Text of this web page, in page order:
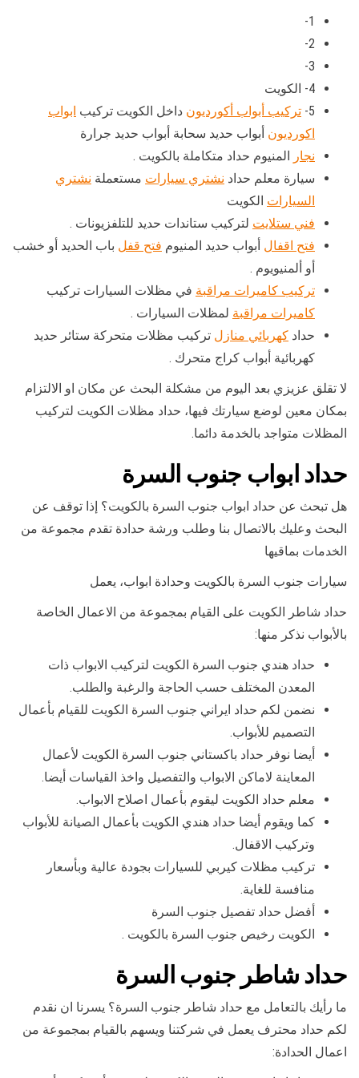
1-
2-
3-
4- الكويت
5- تركيب أبواب أكورديون داخل الكويت تركيب ابواب
اكورديون أبواب حديد سحابة أبواب حديد جرارة
نجار المنيوم حداد متكاملة بالكويت .
سيارة معلم حداد نشتري سيارات مستعملة نشتري
السيارات الكويت
فني ستلايت لتركيب ستاندات حديد للتلفزيونات .
فتح اقفال أبواب حديد المنيوم فتح قفل باب الحديد أو خشب
أو ألمنيويوم .
تركيب كاميرات مراقبة في مظلات السيارات تركيب
كاميرات مراقبة لمظلات السيارات .
حداد كهربائي منازل تركيب مظلات متحركة ستائر حديد
كهربائية أبواب كراج متحرك .
لا تقلق عزيزي بعد اليوم من مشكلة البحث عن مكان او الالتزام
بمكان معين لوضع سيارتك فيها، حداد مظلات الكويت لتركيب
المظلات متواجد بالخدمة دائما.
حداد ابواب جنوب السرة
هل تبحث عن حداد ابواب جنوب السرة بالكويت؟ إذا توقف عن
البحث وعليك بالاتصال بنا وطلب ورشة حدادة تقدم مجموعة من
الخدمات بماقيها
سيارات جنوب السرة بالكويت وحدادة ابواب، يعمل
حداد شاطر الكويت على القيام بمجموعة من الاعمال الخاصة
بالأبواب نذكر منها:
حداد هندي جنوب السرة الكويت لتركيب الابواب ذات
المعدن المختلف حسب الحاجة والرغبة والطلب.
نضمن لكم حداد ايراني جنوب السرة الكويت للقيام بأعمال
التصميم للأبواب.
أيضا نوفر حداد باكستاني جنوب السرة الكويت لأعمال
المعاينة لاماكن الابواب والتفصيل واخذ القياسات أيضا.
معلم حداد الكويت ليقوم بأعمال اصلاح الابواب.
كما ويقوم أيضا حداد هندي الكويت بأعمال الصيانة للأبواب
وتركيب الاقفال.
تركيب مظلات كيربي للسيارات بجودة عالية وبأسعار
منافسة للغاية.
أفضل حداد تفصيل جنوب السرة
الكويت رخيص جنوب السرة بالكويت .
حداد شاطر جنوب السرة
ما رأيك بالتعامل مع حداد شاطر جنوب السرة؟ يسرنا ان نقدم
لكم حداد محترف يعمل في شركتنا ويسهم بالقيام بمجموعة من
اعمال الحدادة: